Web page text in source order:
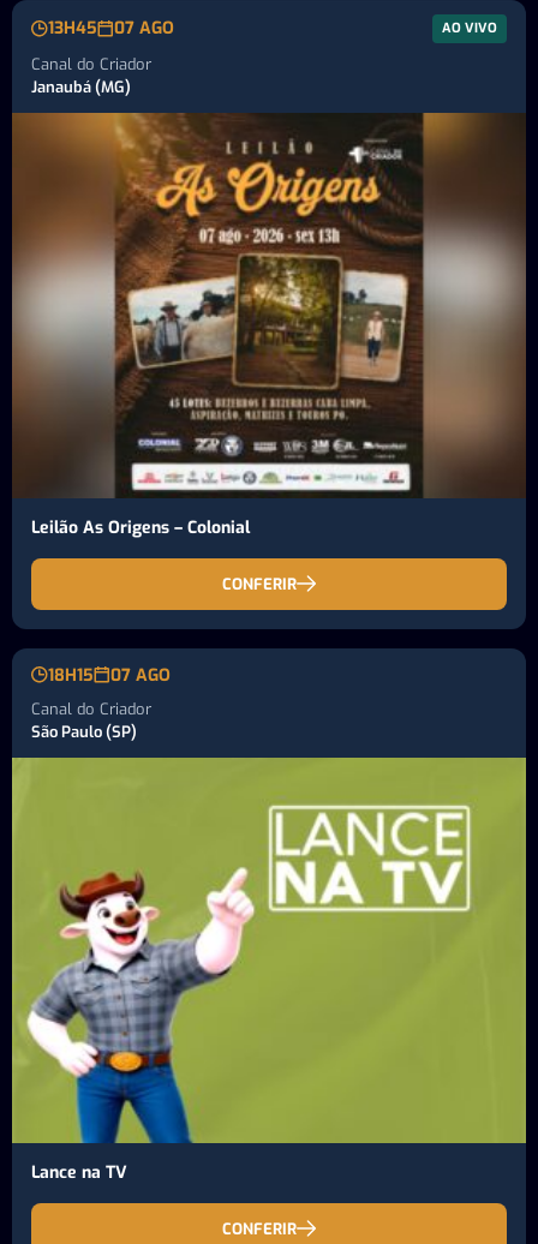
13H45 07 AGO AO VIVO
Canal do Criador
Janaubá (MG)
Leilão As Origens – Colonial
CONFERIR
18H15 07 AGO
Canal do Criador
São Paulo (SP)
Lance na TV
CONFERIR